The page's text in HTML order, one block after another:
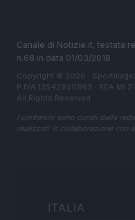
Canale di Notizie.it, testata
n.68 in data 01/03/2018
Copyright © 2026 ·
P.IVA 13542920965 · REA MI
All Rights Reserved
I contenuti sono curati dalla
realizzati in collaborazione con
ITALIA